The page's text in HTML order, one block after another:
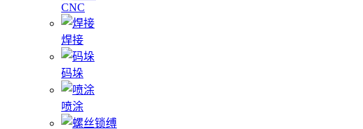
CNC
焊接
码垛
喷涂